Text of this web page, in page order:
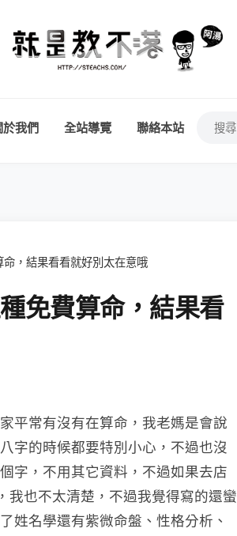
於我們 全站導覽 聯絡本站
，結果看看就好別太在意哦
免費算命，結果看
平常有沒有在算命，我老媽是會說
字的時候都要特別小心，不過也沒
字，不用其它資料，不過如果去店
我也不太清楚，不過我覺得寫的還蠻
姓名學還有紫微命盤、性格分析、